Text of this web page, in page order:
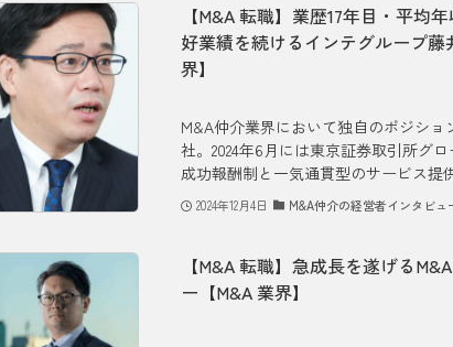
【M&A 転職】業歴17年目・平均
好業績を続けるインテグループ
界】
M&A仲介業界において独自のポジシ
社。2024年6月には東京証券取引所グ
成功報酬制と一気通貫型のサービス
2024年12月4日 M&A仲介の経営者インタビュ
【M&A 転職】急成長を遂げる
ー【M&A 業界】